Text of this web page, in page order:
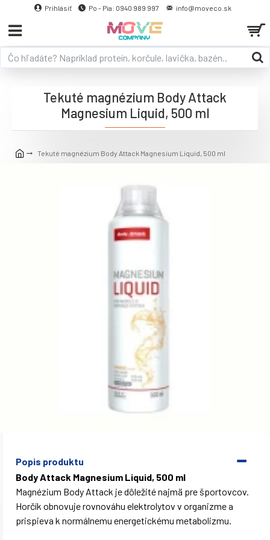
Prihlásiť Po - Pia: 0940 989 997 info@moveco.sk
Tekuté magnézium Body Attack Magnesium Liquid, 500 ml
Tekuté magnézium Body Attack
Magnesium Liquid, 500 ml
Popis produktu
Body Attack Magnesium Liquid, 500 ml
Magnézium Body Attack je dôležité najmä pre športovcov.
Horčík obnovuje rovnováhu elektrolytov v organizme a
prispieva k normálnemu energetickému metabolizmu.